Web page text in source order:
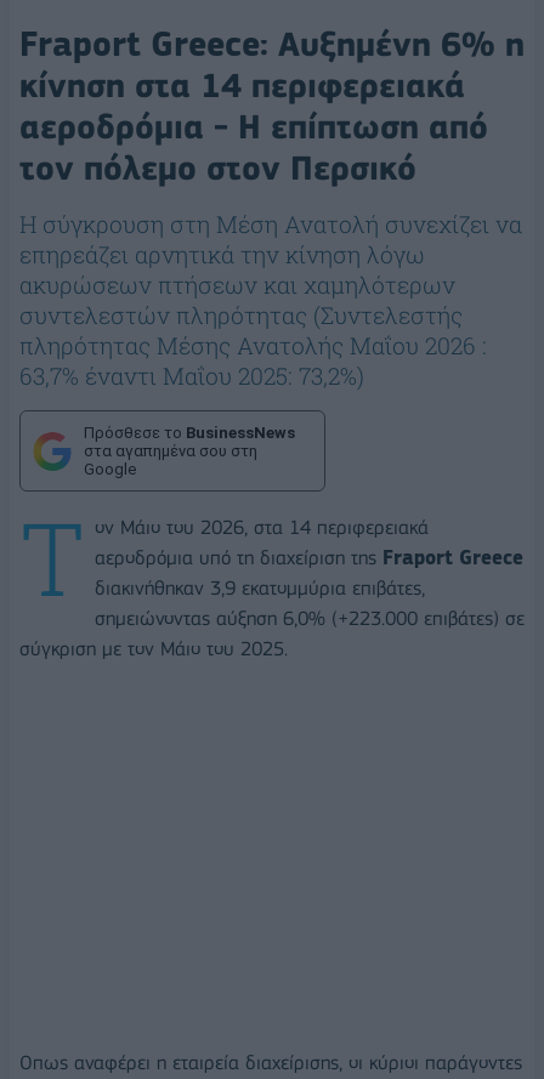
Fraport Greece: Αυξημένη 6% η
κίνηση στα 14 περιφερειακά
αεροδρόμια - Η επίπτωση από
τον πόλεμο στον Περσικό
Η σύγκρουση στη Μέση Ανατολή συνεχίζει να
επηρεάζει αρνητικά την κίνηση λόγω
ακυρώσεων πτήσεων και χαμηλότερων
συντελεστών πληρότητας (Συντελεστής
πληρότητας Μέσης Ανατολής Μαΐου 2026 :
63,7% έναντι Μαΐου 2025: 73,2%)
Πρόσθεσε το BusinessNews
στα αγαπημένα σου στη
Google
Τ
ον Μάιο του 2026, στα 14 περιφερειακά
αεροδρόμια υπό τη διαχείριση της Fraport Greece
διακινήθηκαν 3,9 εκατομμύρια επιβάτες,
σημειώνοντας αύξηση 6,0% (+223.000 επιβάτες) σε
σύγκριση με τον Μάιο του 2025.
Οπως αναφέρει η εταιρεία διαχείρισης, οι κύριοι παράγοντες